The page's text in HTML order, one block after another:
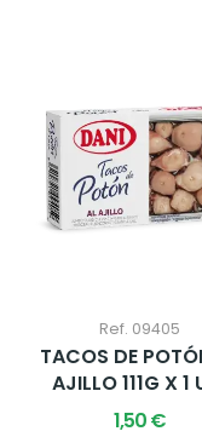
Ref. 09405
TACOS DE
AJILLO 111G X 1
1,50 €